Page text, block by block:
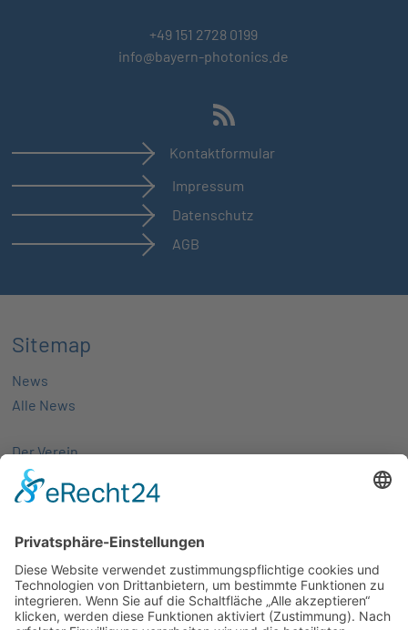
+49 151 2728 0199
info@bayern-photonics.de
Kontaktformular
Impressum
Datenschutz
AGB
Sitemap
News
Alle News
Der Verein
Über uns
Aktivitäten
Mitgliedschaft
Partnernetze
Veranstaltungen